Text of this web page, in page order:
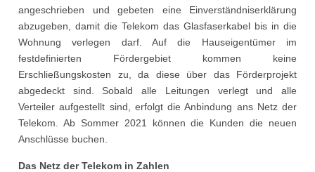
angeschrieben und gebeten eine Einverständniserklärung
abzugeben, damit die Telekom das Glasfaserkabel bis in die
Wohnung verlegen darf. Auf die Hauseigentümer im
festdefinierten Fördergebiet kommen keine
Erschließungskosten zu, da diese über das Förderprojekt
abgedeckt sind. Sobald alle Leitungen verlegt und alle
Verteiler aufgestellt sind, erfolgt die Anbindung ans Netz der
Telekom. Ab Sommer 2021 können die Kunden die neuen
Anschlüsse buchen.
Das Netz der Telekom in Zahlen